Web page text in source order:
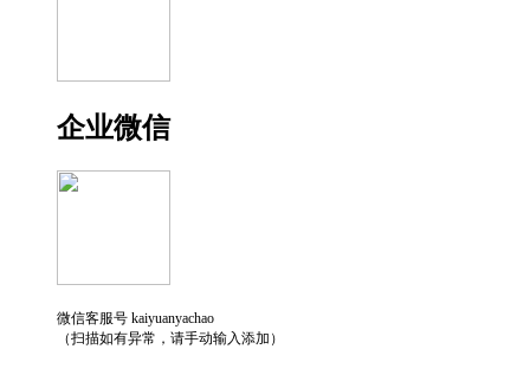
企业微信
微信客服号 kaiyuanyachao
（扫描如有异常，请手动输入添加）